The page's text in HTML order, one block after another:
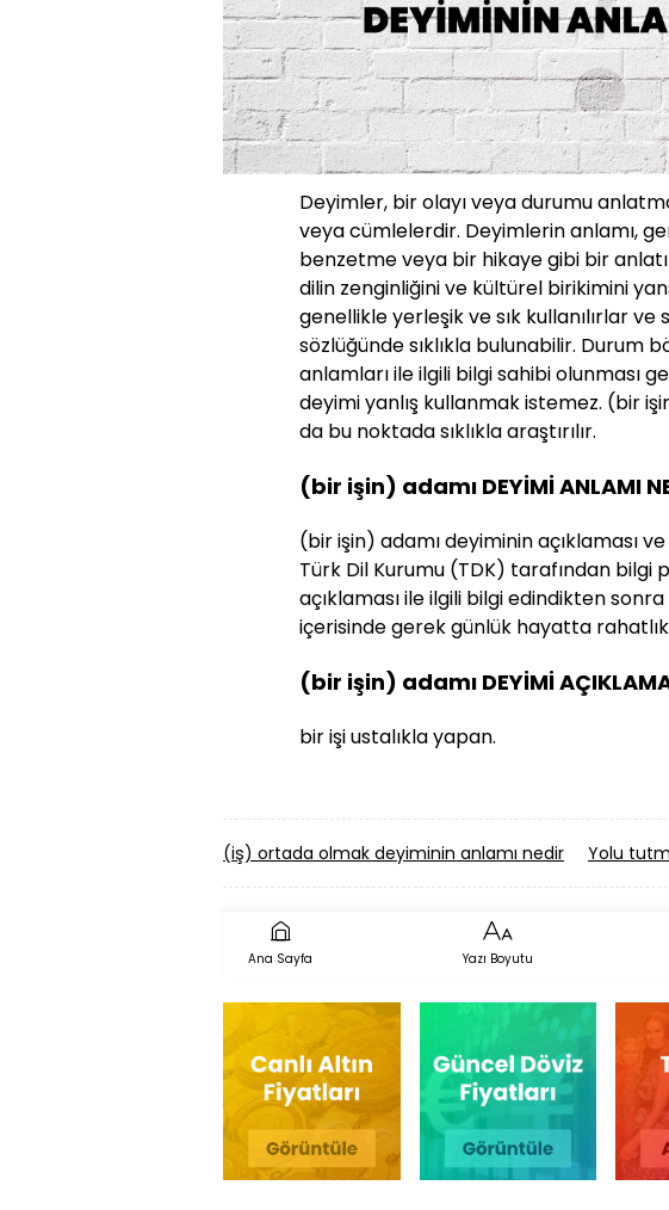
Deyimler, bir olayı veya durumu
veya cümlelerdir. Deyimlerin anlamı,
benzetme veya bir hikaye gibi bir
dilin zenginliğini ve kültürel birikimini
genellikle yerleşik ve sık kullanılırlar
sözlüğünde sıklıkla bulunabilir. Durum
anlamları ile ilgili bilgi sahibi olunması
deyimi yanlış kullanmak istemez. (bir
da bu noktada sıklıkla araştırılır.
(bir işin) adamı DEYİMİ ANLAMI
(bir işin) adamı deyiminin açıklaması
Türk Dil Kurumu (TDK) tarafından bilgi
açıklaması ile ilgili bilgi edindikten
içerisinde gerek günlük hayatta
(bir işin) adamı DEYİMİ
bir işi ustalıkla yapan.
(iş) ortada olmak deyiminin anlamı nedir Yolu
Ana Sayfa Yazı Boyutu